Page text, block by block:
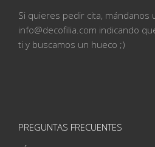
Si quieres pedir cita, mándanos
info@decofilia.com indicando
ti y buscamos un hueco ;)
PREGUNTAS FRECUENTES